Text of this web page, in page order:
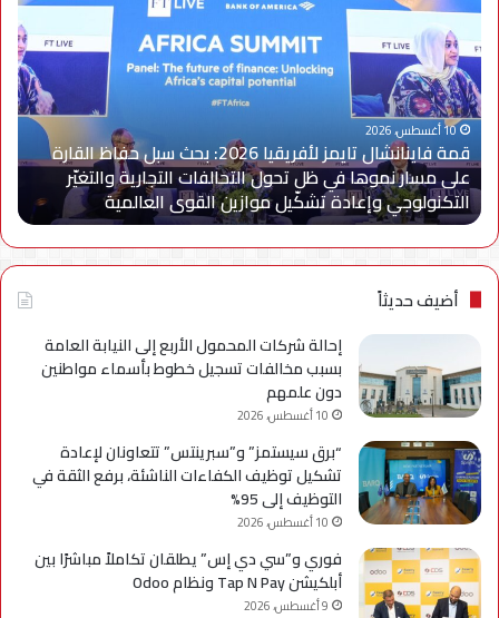
فاينانشال
تايمز
لأفريقيا
2026:
بحث
سبل
حفاظ
القارة
على
مسار
نموها
في
ظل
تحول
التحالفات
التجارية
والتغيّر
التكنولوجي
وإعادة
تشكّيل
موازين
القوى
العالمية
10 أغسطس، 2026
قمة فاينانشال تايمز لأفريقيا 2026: بحث سبل حفاظ القارة
على مسار نموها في ظل تحول التحالفات التجارية والتغيّر
التكنولوجي وإعادة تشكّيل موازين القوى العالمية
أضيف حديثاً
إحالة شركات المحمول الأربع إلى النيابة العامة
بسبب مخالفات تسجيل خطوط بأسماء مواطنين
دون علمهم
10 أغسطس، 2026
“برق سيستمز” و”سبرينتس” تتعاونان لإعادة
تشكيل توظيف الكفاءات الناشئة، برفع الثقة في
التوظيف إلى 95%
10 أغسطس، 2026
فوري و”سي دي إس” يطلقان تكاملاً مباشرًا بين
أبلكيشن Tap N Pay ونظام Odoo
9 أغسطس، 2026